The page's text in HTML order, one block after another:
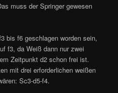
muss der Springer gewesen
bis f6 geschlagen worden sein,
f3, da Weiß dann nur zwei
Zeitpunkt d2 schon frei ist.
mit drei erforderlichen weißen
Sc3-d5-f4.